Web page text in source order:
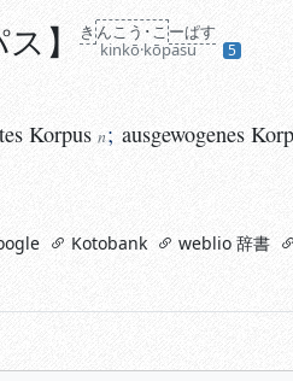
】 き んこう･こーぱす
kinkō·kōpasu
5
Korpus n; ausgewogenes
Kotobank weblio 辞書